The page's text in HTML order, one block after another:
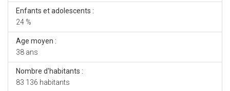
Enfants et adolescents :
24 %
Age moyen :
38 ans
Nombre d'habitants :
83 136 habitants